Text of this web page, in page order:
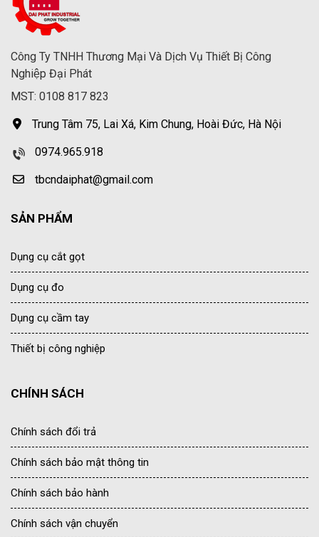
Công Ty TNHH Thương Mại Và Dịch Vụ Thiết Bị Công
Nghiệp Đại Phát
MST: 0108 817 823
Trung Tâm 75, Lai Xá, Kim Chung, Hoài Đức, Hà Nội
0974.965.918
tbcndaiphat@gmail.com
SẢN PHẨM
Dụng cụ cắt gọt
Dụng cụ đo
Dụng cụ cầm tay
Thiết bị công nghiệp
CHÍNH SÁCH
Chính sách đổi trả
Chính sách bảo mật thông tin
Chính sách bảo hành
Chính sách vận chuyển